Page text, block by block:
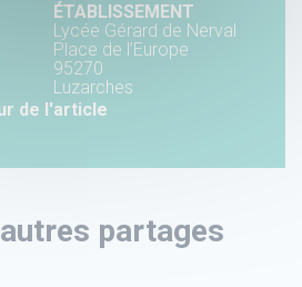
ÉTABLISSEMENT
Lycée Gérard de Nerval
Place de l’Europe
95270
Luzarches
de l'article
partages